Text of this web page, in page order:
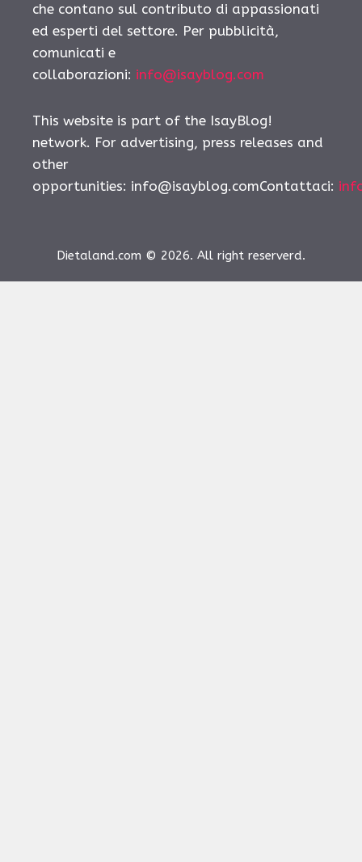
che contano sul contributo di appassionati
ed esperti del settore. Per pubblicità,
comunicati e
collaborazioni: info@isayblog.com
This website is part of the IsayBlog!
network. For advertising, press releases and
other
opportunities: info@isayblog.comContattaci:
Dietaland.com © 2026. All right reserverd.